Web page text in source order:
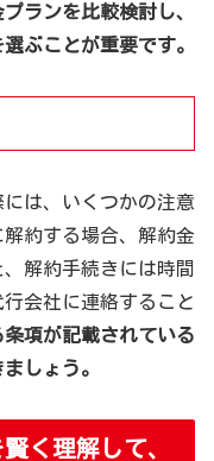
ランを比較検討し、
ぶことが重要です。
は、いくつかの注意
約する場合、解約金
解約手続きには時間
会社に連絡すること
項が記載されている
しょう。
く理解して、